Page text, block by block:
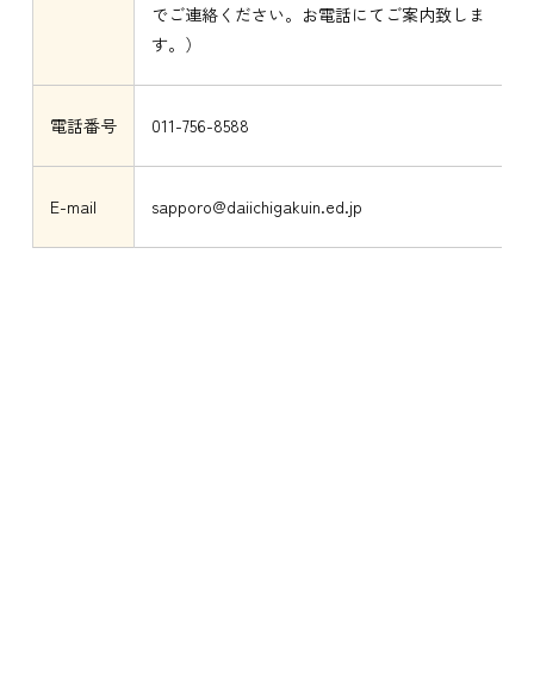
でご連絡ください。お電話にてご案内致しま
す。）
電話番号 011-756-8588
E-mail sapporo@daiichigakuin.ed.jp